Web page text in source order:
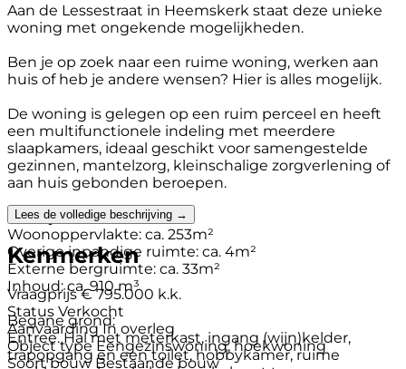
Aan de Lessestraat in Heemskerk staat deze unieke
woning met ongekende mogelijkheden.
Ben je op zoek naar een ruime woning, werken aan
huis of heb je andere wensen? Hier is alles mogelijk.
De woning is gelegen op een ruim perceel en heeft
een multifunctionele indeling met meerdere
slaapkamers, ideaal geschikt voor samengestelde
gezinnen, mantelzorg, kleinschalige zorgverlening of
aan huis gebonden beroepen.
Bouwjaar: ca. 1961
Woonoppervlakte: ca. 253m²
Overige inpandige ruimte: ca. 4m²
Externe bergruimte: ca. 33m²
Inhoud: ca. 910 m³
Begane grond:
Entree. Hal met meterkast, ingang (wijn)kelder,
trapopgang en een toilet, hobbykamer, ruime
Lees de volledige beschrijving →
Kenmerken
Vraagprijs € 795.000 k.k.
Status Verkocht
Aanvaarding In overleg
Object type Eengezinswoning, hoekwoning
Soort bouw Bestaande bouw